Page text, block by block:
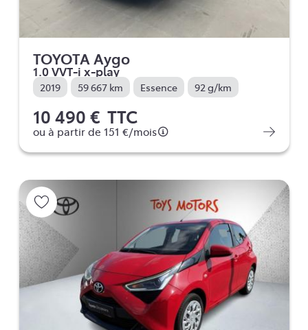
TOYOTA Aygo
1.0 VVT-i x-play
2019 59 667 km Essence 92 g/km
10 490 € TTC
ou à partir de 151 €/mois